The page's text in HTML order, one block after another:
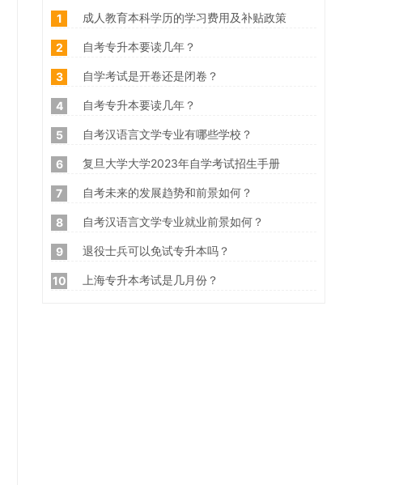
1 成人教育本科学历的学习费用及补贴政策
2 自考专升本要读几年？
3 自学考试是开卷还是闭卷？
4 自考专升本要读几年？
5 自考汉语言文学专业有哪些学校？
6 复旦大学大学2023年自学考试招生手册
7 自考未来的发展趋势和前景如何？
8 自考汉语言文学专业就业前景如何？
9 退役士兵可以免试专升本吗？
10 上海专升本考试是几月份？